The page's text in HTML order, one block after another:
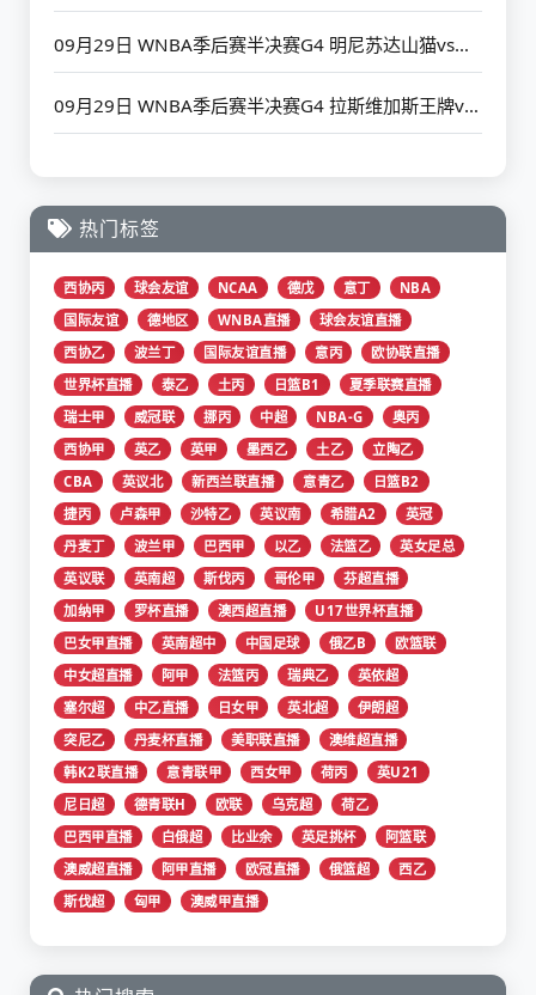
09月29日 WNBA季后赛半决赛G4 明尼苏达山猫vs菲尼克斯水星 全场录像回放
09月29日 WNBA季后赛半决赛G4 拉斯维加斯王牌vs印第安纳狂热星 全场录像回放
热门标签
西协丙 球会友谊 NCAA 德戊 意丁
NBA
国际友谊
德地区 WNBA直播
球会友谊直播
西协乙
波兰丁 国际友谊直播 意丙
欧协联直播
世界杯直播
泰乙 土丙 日篮B1
夏季联赛直播
瑞士甲
威冠联 挪丙 中超 NBA-G
奥丙
西协甲
英乙 英甲 墨西乙 土乙
立陶乙
CBA
英议北 新西兰联直播 意青乙
日篮B2
捷丙
卢森甲 沙特乙 英议南 希腊A2
英冠
丹麦丁
波兰甲 巴西甲 以乙 法篮乙
英女足总
英议联
英南超 斯伐丙 哥伦甲
芬超直播
加纳甲
罗杯直播 澳西超直播
U17世界杯直播
巴女甲直播
英南超中 中国足球 俄乙B
欧篮联
中女超直播
阿甲 法篮丙 瑞典乙
英依超
塞尔超
中乙直播 日女甲 英北超
伊朗超
突尼乙
丹麦杯直播 美职联直播
澳维超直播
韩K2联直播
意青联甲 西女甲 荷丙
英U21
尼日超
德青联H 欧联 乌克超
荷乙
巴西甲直播
白俄超 比业余 英足挑杯
阿篮联
澳威超直播
阿甲直播 欧冠直播 俄篮超
西乙
斯伐超
匈甲 澳威甲直播